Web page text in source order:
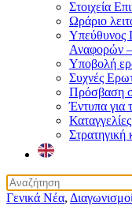
Στοιχεία
Ωράριο
Υπεύθυνος
Αναφορών
Υποβολή
Συχνές
Πρόσβαση
Έντυπα για
Στρατηγική
Γενικά Νέα,